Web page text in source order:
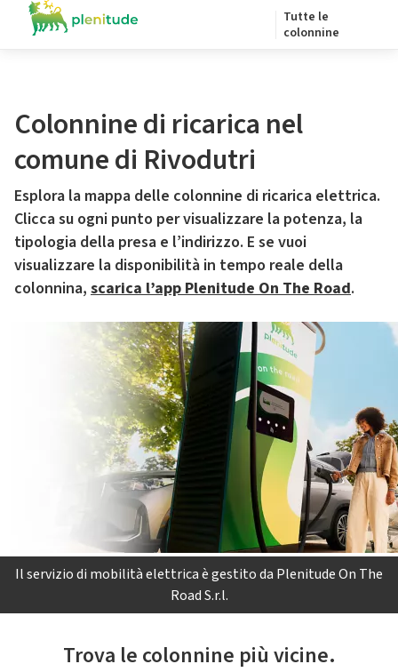
Tutte le
colonnine
Colonnine di ricarica nel
comune di Rivodutri
Esplora la mappa delle colonnine di ricarica elettrica.
Clicca su ogni punto per visualizzare la potenza, la
tipologia della presa e l’indirizzo. E se vuoi
visualizzare la disponibilità in tempo reale della
colonnina, scarica l’app Plenitude On The Road.
Il servizio di mobilità elettrica è gestito da Plenitude On The
Road S.r.l.
Trova le colonnine più vicine.